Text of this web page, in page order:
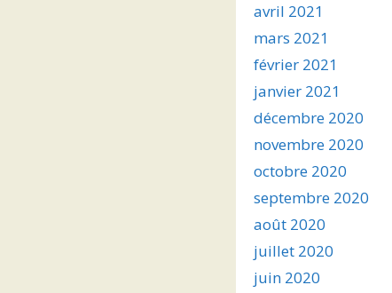
avril 2021
mars 2021
février 2021
janvier 2021
décembre 2020
novembre 2020
octobre 2020
septembre 2020
août 2020
juillet 2020
juin 2020